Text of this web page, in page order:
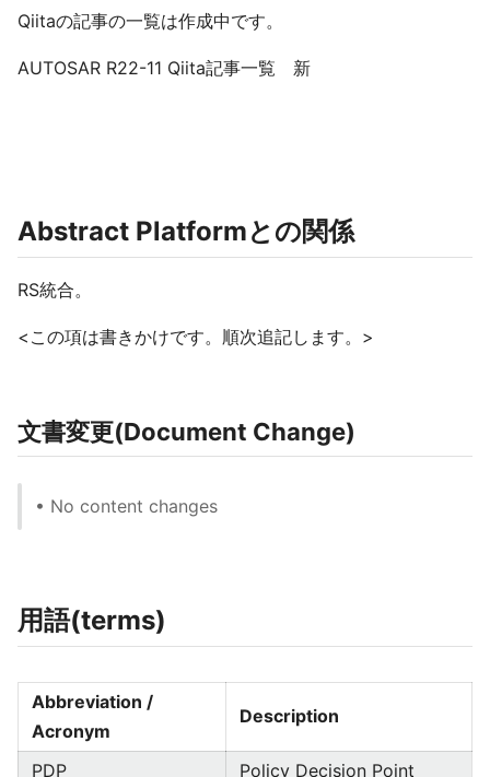
Qiitaの記事の一覧は作成中です。
AUTOSAR R22-11 Qiita記事一覧 新
Abstract Platformとの関係
RS統合。
<この項は書きかけです。順次追記します。>
文書変更(Document Change)
• No content changes
用語(terms)
Abbreviation /
Acronym
Description
PDP Policy Decision Point